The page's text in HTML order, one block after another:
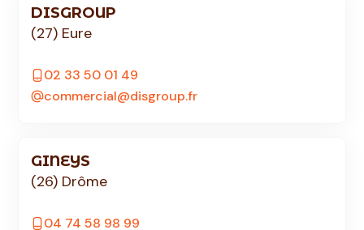
DISGROUP
(27) Eure
02 33 50 01 49
commercial@disgroup.fr
GINEYS
(26) Drôme
04 74 58 98 99